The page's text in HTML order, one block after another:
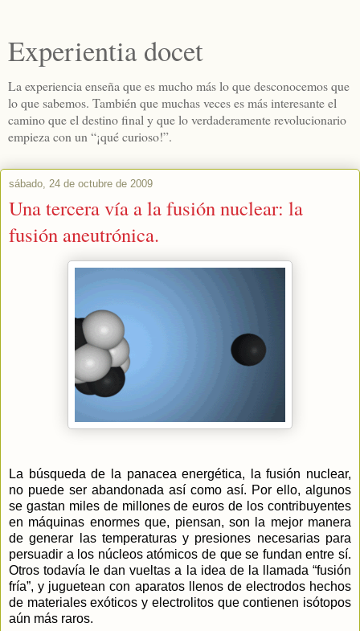
Experientia docet
La experiencia enseña que es mucho más lo que desconocemos que
lo que sabemos. También que muchas veces es más interesante el
camino que el destino final y que lo verdaderamente revolucionario
empieza con un “¡qué curioso!”.
sábado, 24 de octubre de 2009
Una tercera vía a la fusión nuclear: la
fusión aneutrónica.
La búsqueda de la panacea energética, la fusión nuclear,
no puede ser abandonada así como así. Por ello, algunos
se gastan miles de millones de euros de los contribuyentes
en máquinas enormes que, piensan, son la mejor manera
de generar las temperaturas y presiones necesarias para
persuadir a los núcleos atómicos de que se fundan entre sí.
Otros todavía le dan vueltas a la idea de la llamada “fusión
fría”, y juguetean con aparatos llenos de electrodos hechos
de materiales exóticos y electrolitos que contienen isótopos
aún más raros.